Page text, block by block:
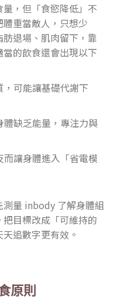
，但「食慾降低」不
重當敵人，只想少
退場、肌肉留下，靠
的飲食還會出現以下
，可能讓基礎代謝下
體缺乏能量，專注力與
而讓身體進入「省電模
測量 inbody 了解身體組
目標改成「可維持的
追數字更有效。
原則